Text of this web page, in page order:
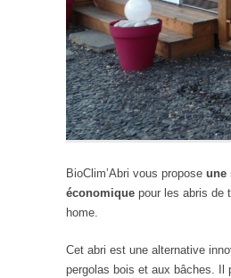
BioClim’Abri vous propose une
économique pour les abris de
home.
Cet abri est une alternative
pergolas bois et aux bâches. Il